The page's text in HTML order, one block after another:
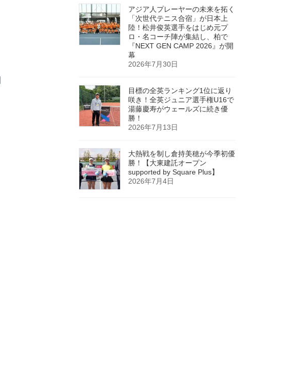
アジア人プレーヤーの未来を拓く
「次世代テニス合宿」が日本上
陸！松井俊英選手をはじめ元プ
ロ・名コーチ陣が集結し、柏で
『NEXT GEN CAMP 2026』が開
幕
2026年7月30日
目標の全英ランキング1位に返り
咲き！全英ジュニア選手権U16で
湯藤慶寿がウェールズに続き優
勝！
2026年7月13日
大熱戦を制し倉持美穂が今季初優
勝！【大東建託オープン
supported by Square Plus】
2026年7月4日